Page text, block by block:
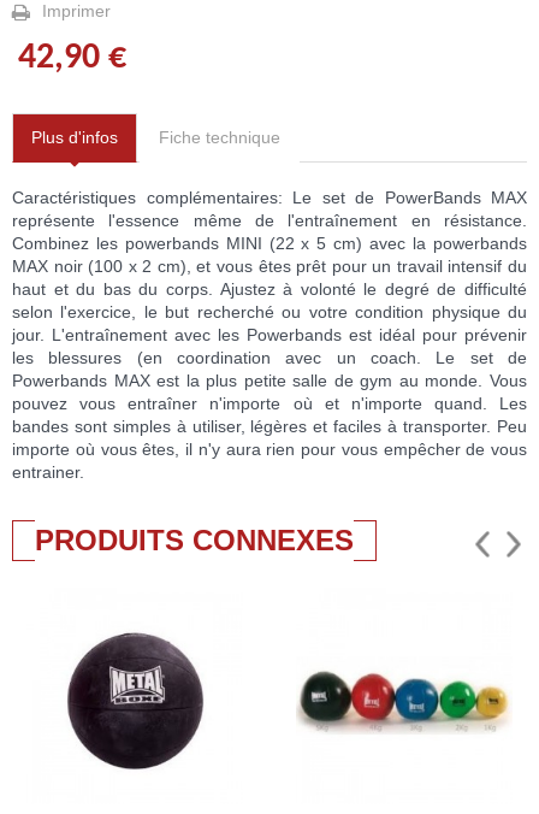
Imprimer
42,90 €
Plus d'infos Fiche technique
Caractéristiques complémentaires: Le set de PowerBands MAX
représente l'essence même de l'entraînement en résistance.
Combinez les powerbands MINI (22 x 5 cm) avec la powerbands
MAX noir (100 x 2 cm), et vous êtes prêt pour un travail intensif du
haut et du bas du corps. Ajustez à volonté le degré de difficulté
selon l'exercice, le but recherché ou votre condition physique du
jour. L'entraînement avec les Powerbands est idéal pour prévenir
les blessures (en coordination avec un coach. Le set de
Powerbands MAX est la plus petite salle de gym au monde. Vous
pouvez vous entraîner n'importe où et n'importe quand. Les
bandes sont simples à utiliser, légères et faciles à transporter. Peu
importe où vous êtes, il n'y aura rien pour vous empêcher de vous
entrainer.
PRODUITS CONNEXES